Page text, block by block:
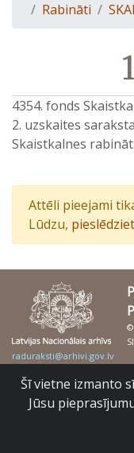
Rabināti
4354. fonds
2. uzskaites
Skaistkalnes
Attēli pieejami
Lūdzu,
©
raduraksti@arhivi.gov.lv
Šī vietne izmanto
Jūsu